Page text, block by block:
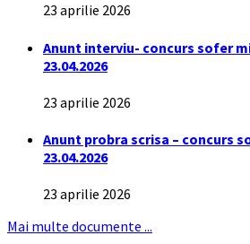
23 aprilie 2026
Anunt interviu- concurs sofer
23.04.2026
23 aprilie 2026
Anunt probra scrisa – concurs
23.04.2026
23 aprilie 2026
Mai multe documente ...